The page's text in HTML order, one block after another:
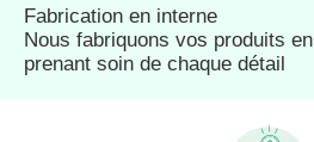
Fabrication en interne
Nous fabriquons vos produits en
prenant soin de chaque détail